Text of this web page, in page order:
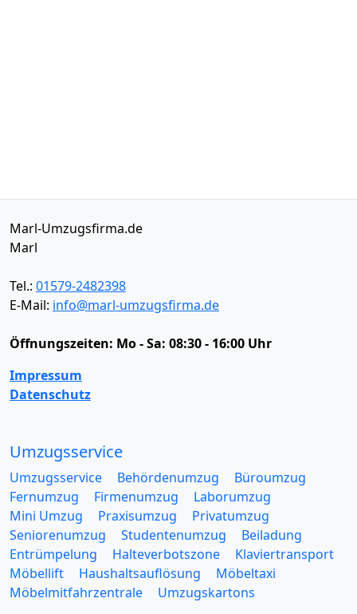
Marl-Umzugsfirma.de
Marl
Tel.: 01579-2482398
E-Mail: info@marl-umzugsfirma.de
Öffnungszeiten: Mo - Sa: 08:30 - 16:00 Uhr
Impressum
Datenschutz
Umzugsservice
Umzugsservice Behördenumzug
Büroumzug
Fernumzug
Firmenumzug
Laborumzug
Mini Umzug
Praxisumzug
Privatumzug
Seniorenumzug
Studentenumzug
Beiladung
Entrümpelung
Halteverbotszone
Klaviertransport
Möbellift
Haushaltsauflösung
Möbeltaxi
Möbelmitfahrzentrale
Umzugskartons